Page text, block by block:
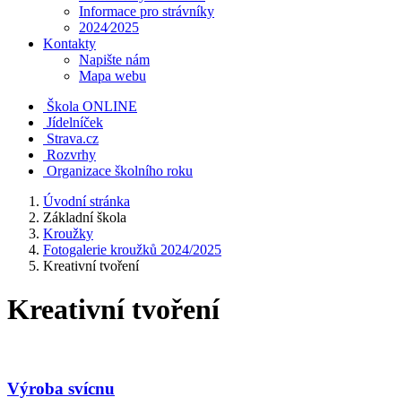
Informace pro strávníky
2024⁄2025
Kontakty
Napište nám
Mapa webu
Škola ONLINE
Jídelníček
Strava.cz
Rozvrhy
Organizace školního roku
Úvodní stránka
Základní škola
Kroužky
Fotogalerie kroužků 2024/2025
Kreativní tvoření
Kreativní tvoření
Výroba svícnu